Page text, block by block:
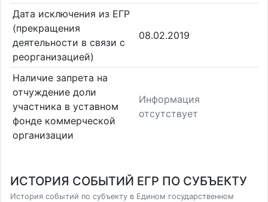
Дата исключения из ЕГР
(прекращения
деятельности в связи с
реорганизацией)
08.02.2019
Наличие запрета на
отчуждение доли
участника в уставном
фонде коммерческой
организации
Информация
отсутствует
ИСТОРИЯ СОБЫТИЙ ЕГР ПО СУБЪЕКТУ
История событий по субъекту в Едином государственном